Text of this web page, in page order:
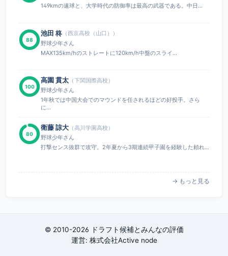
149kmの速球と、大学時代の防御率は最高の武器である。中日...
88
池田 柊 （西京高校（山口））
野球少年さん
MAX135km/hのストレートに120km/h中盤のスライ...
100
高園 貫太 （下関国際高校）
野球少年さん
1年秋では中国大会でのマウンドを任されるほどの好投手。さら
に...
80
衛藤 諒大 （高川学園高校）
野球少年さん
打撃センス抜群で攻守。2年夏から3期連続甲子園を経験した頼れ...
→ もっと見る
© 2010-2026 ドラフト候補とみんなの評価
運営: 株式会社Active node